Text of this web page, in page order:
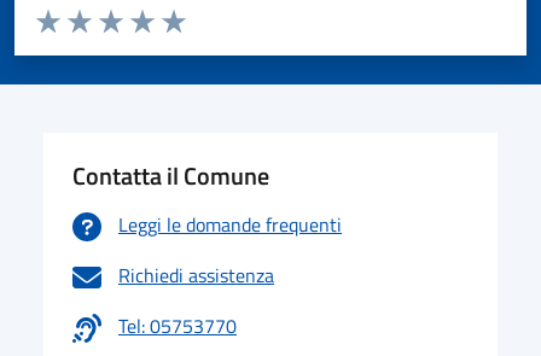
Valuta da 1 a 5 stelle la pagina
Valuta 5 stelle su 5
Valuta 4 stelle su 5
Valuta 3 stelle su 5
Valuta 2 stelle su 5
Valuta 1 stelle su 5
Contatta il Comune
Leggi le domande frequenti
Richiedi assistenza
Tel: 05753770